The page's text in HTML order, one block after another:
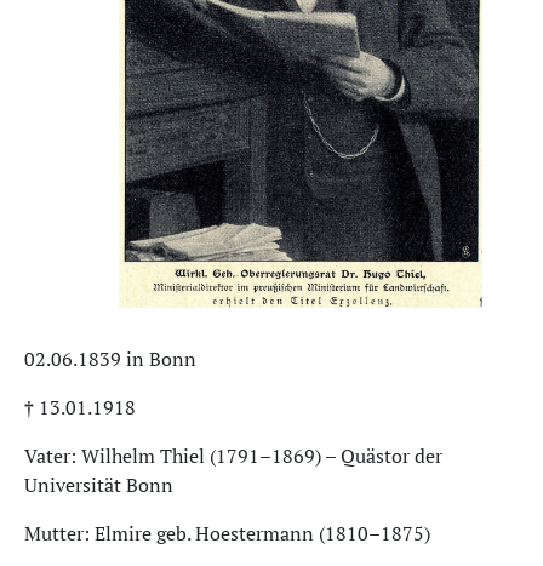
02.06.1839 in Bonn
† 13.01.1918
Vater: Wilhelm Thiel (1791–1869) – Quästor der
Universität Bonn
Mutter: Elmire geb. Hoestermann (1810–1875)